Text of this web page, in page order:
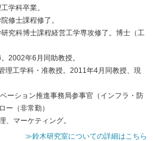
学科卒業。
修士課程修了。
究科博士課程経営工学専攻修了。博士（工
2002年6月同助教授。
理工学科・准教授。2011年4月同教授、現
ーション推進事務局参事官（インフラ・防
ー（非常勤）
、マーケティング。
≫鈴木研究室についての詳細はこちら